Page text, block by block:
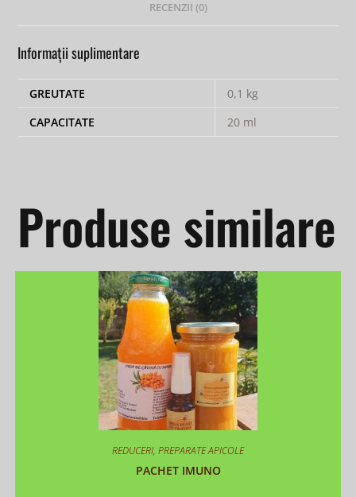
RECENZII (0)
Informații suplimentare
GREUTATE
0,1 kg
CAPACITATE
20 ml
Produse similare
REDUCERI, PREPARATE APICOLE
PACHET IMUNO